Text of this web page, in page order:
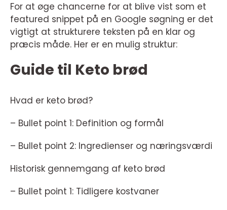
For at øge chancerne for at blive vist som et
featured snippet på en Google søgning er det
vigtigt at strukturere teksten på en klar og
præcis måde. Her er en mulig struktur:
Guide til Keto brød
Hvad er keto brød?
– Bullet point 1: Definition og formål
– Bullet point 2: Ingredienser og næringsværdi
Historisk gennemgang af keto brød
– Bullet point 1: Tidligere kostvaner